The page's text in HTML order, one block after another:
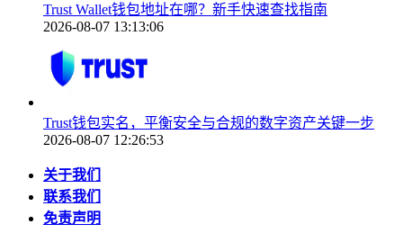
Trust Wallet钱包地址在哪？新手快速查找指南
2026-08-07 13:13:06
Trust钱包实名，平衡安全与合规的数字资产关键一步
2026-08-07 12:26:53
关于我们
联系我们
免责声明